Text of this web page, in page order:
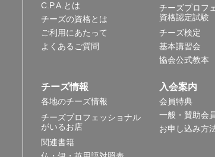
C.P.A.とは
チーズの資格とは
ご利用にあたって
よくあるご質問
チーズプロフ
資格認定試験
チーズ検定
基本講習会
協会公式教本
チーズ情報
各地のチーズ情報
チーズプロフェッショナル
がいるお店
関連書籍
入会案内
会員特典
一般・賛助会
お申し込み方